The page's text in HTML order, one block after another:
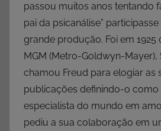
passou muitos anos tentando
pai da psicanálise”
grande produção. Foi em 1925
MGM (Metro-Goldwyn-Mayer),
chamou Freud para elogiar as
publicações definindo-o como
especialista do mundo em
pediu a sua colaboração em